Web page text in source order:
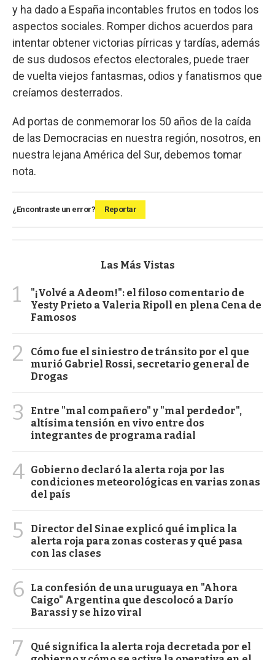
y ha dado a España incontables frutos en todos los
aspectos sociales. Romper dichos acuerdos para
intentar obtener victorias pírricas y tardías, además
de sus dudosos efectos electorales, puede traer
de vuelta viejos fantasmas, odios y fanatismos que
creíamos desterrados.
Ad portas de conmemorar los 50 años de la caída
de las Democracias en nuestra región, nosotros, en
nuestra lejana América del Sur, debemos tomar
nota.
¿Encontraste un error? Reportar
Las Más Vistas
1
"¡Volvé a Adeom!": el filoso comentario de
Yesty Prieto a Valeria Ripoll en plena Cena de
Famosos
2
Cómo fue el siniestro de tránsito por el que
murió Gabriel Rossi, secretario general de
Drogas
3
Entre "mal compañero" y "mal perdedor",
altísima tensión en vivo entre dos
integrantes de programa radial
4 Gobierno declaró la alerta roja por las
condiciones meteorológicas en varias zonas
del país
5
Director del Sinae explicó qué implica la
alerta roja para zonas costeras y qué pasa
con las clases
6
La confesión de una uruguaya en "Ahora
Caigo" Argentina que descolocó a Darío
Barassi y se hizo viral
7
Qué significa la alerta roja decretada por el